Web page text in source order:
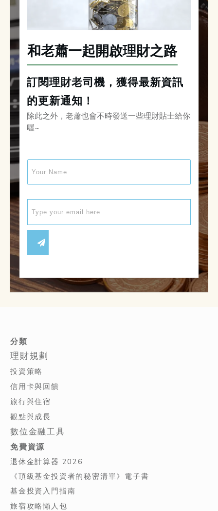
和老蕭一起開啟理財之路
訂閱理財老司機，獲得最新資訊
的更新通知！
除此之外，老蕭也會不時發送一些理財貼士給你
喔~
分類
理財規劃
投資策略
信用卡與回饋
旅行與住宿
觀點與成長
數位金融工具
免費資源
退休金計算器 2026
《頂級基金投資者的秘密清單》電子書
基金投資入門指南
旅宿攻略懶人包